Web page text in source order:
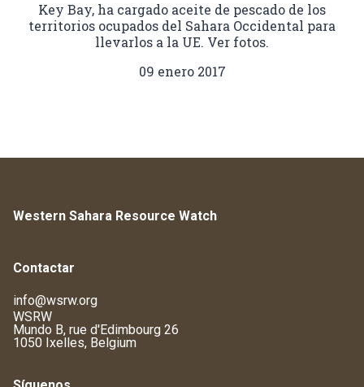
Key Bay, ha cargado aceite de pescado de los
territorios ocupados del Sahara Occidental para
llevarlos a la UE. Ver fotos.
09 enero 2017
Western Sahara Resource Watch
Contactar
info@wsrw.org
WSRW
Mundo B, rue d'Edimbourg 26
1050 Ixelles, Belgium